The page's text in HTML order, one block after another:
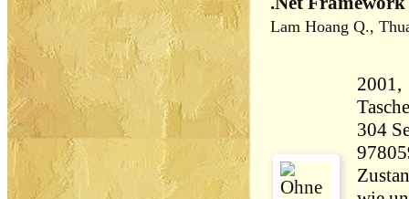
Lam Hoang Q.,
304 Seiten